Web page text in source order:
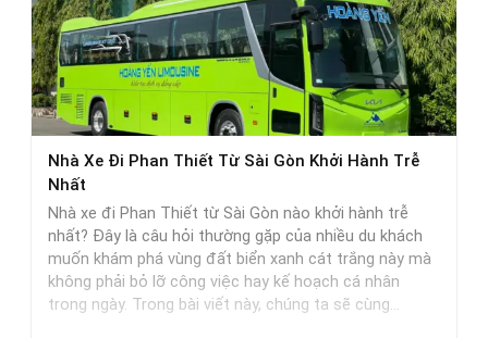
Phòng
Đôi
Sài
Gòn
Phan
Thiết
Lựa
Chọn
Hoàn
Nhà Xe Đi Phan Thiết Từ Sài Gòn Khởi Hành Trễ
Nhất
Nhà xe đi Phan Thiết từ Sài Gòn nào khởi hành trễ
nhất? Đây là câu hỏi thường gặp của nhiều du khách
muốn khám phá vùng đất biển xanh cát trắng này mà
không phải bỏ lỡ công việc hay kế hoạch cá nhân
trong ngày. Trong bài viết này, chúng ta sẽ cùng…